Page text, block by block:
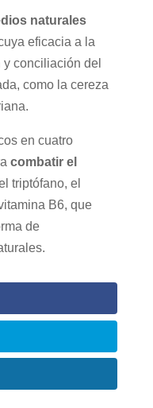
naturales
eficacia a la
conciliación del
como la cereza
en cuatro
combatir el
triptófano, el
B6, que
de